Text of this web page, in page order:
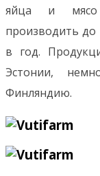
яйца и мясо
производить
в год.
Эстонии,
Финляндию.